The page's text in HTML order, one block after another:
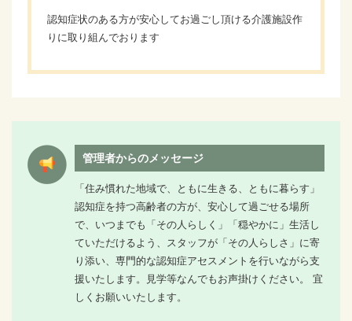
認知症状のある方が安心してお過ごし頂ける介護施設作
りに取り組んでおります
管理者からのメッセージ
「住み慣れた地域で、ともに生きる、ともに暮らす」
認知症を持つ高齢者の方が、安心して過ごせる場所
で、いつまでも「その人らしく」「穏やかに」生活し
ていただけるよう、スタッフが「その人らしさ」に寄
り添い、専門的な認知症アセスメントを行いながら支
援いたします。見学等なんでもお声掛けください。 宜
しくお願いいたします。